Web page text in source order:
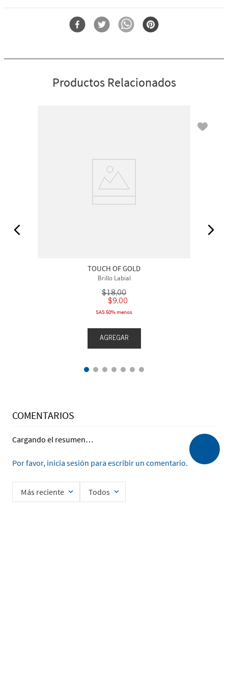
Por qué te encantará: está enriquecido con lo mejor (aceite de coco).
Brillo Labial
Productos Relacionados
TOUCH OF GOLD
Brillo Labial
$18,00
$9,00
SAS 50% menos
AGREGAR
COMENTARIOS
Cargando el resumen…
Por favor, inicia sesión para escribir un comentario.
Más reciente Todos